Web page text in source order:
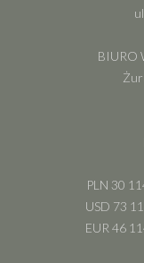
BIURO
PLN 30
USD 73
EUR 46